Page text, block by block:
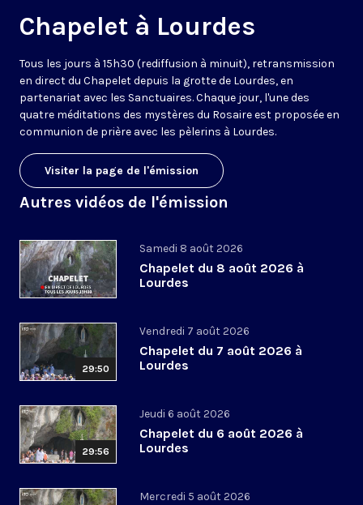
Chapelet à Lourdes
Tous les jours à 15h30 (rediffusion à minuit), retransmission
en direct du Chapelet depuis la grotte de Lourdes, en
partenariat avec les Sanctuaires. Chaque jour, l'une des
quatre méditations des mystères du Rosaire est proposée en
communion de prière avec les pèlerins à Lourdes.
Visiter la page de l'émission
Autres vidéos de l'émission
Samedi 8 août 2026
Chapelet du 8 août 2026 à
Lourdes
29:50
Vendredi 7 août 2026
Chapelet du 7 août 2026 à
Lourdes
29:56
Jeudi 6 août 2026
Chapelet du 6 août 2026 à
Lourdes
Mercredi 5 août 2026